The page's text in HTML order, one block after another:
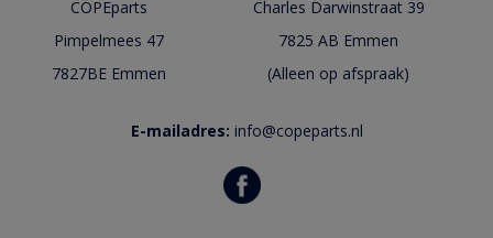
COPEparts
Charles Darwinstraat 39
Pimpelmees 47
7825 AB Emmen
7827BE Emmen
(Alleen op afspraak)
E-mailadres: info@copeparts.nl